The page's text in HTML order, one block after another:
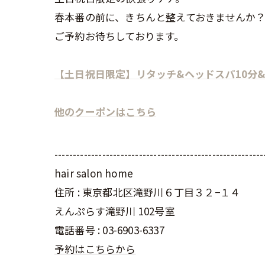
春本番の前に、きちんと整えておきませんか？
ご予約お待ちしております。
【土日祝日限定】リタッチ&ヘッドスパ10
他のクーポンはこちら
hair salon home
住所 : 東京都北区滝野川６丁目３２−１４
えんぷらす滝野川 102号室
電話番号 : 03-6903-6337
予約はこちらから